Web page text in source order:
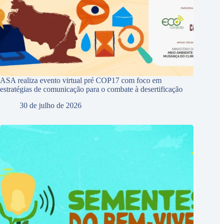
ASA realiza evento virtual pré COP17 com foco em
estratégias de comunicação para o combate à desertificação
30 de julho de 2026